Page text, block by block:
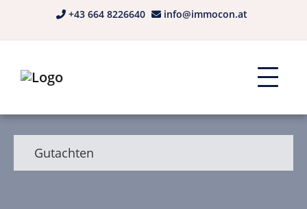
+43 664 8226640 info@immocon.at
Gutachten